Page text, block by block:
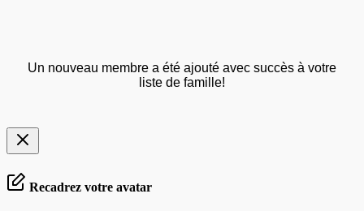
Un nouveau membre a été ajouté avec succès à votre
liste de famille!
Recadrez votre avatar